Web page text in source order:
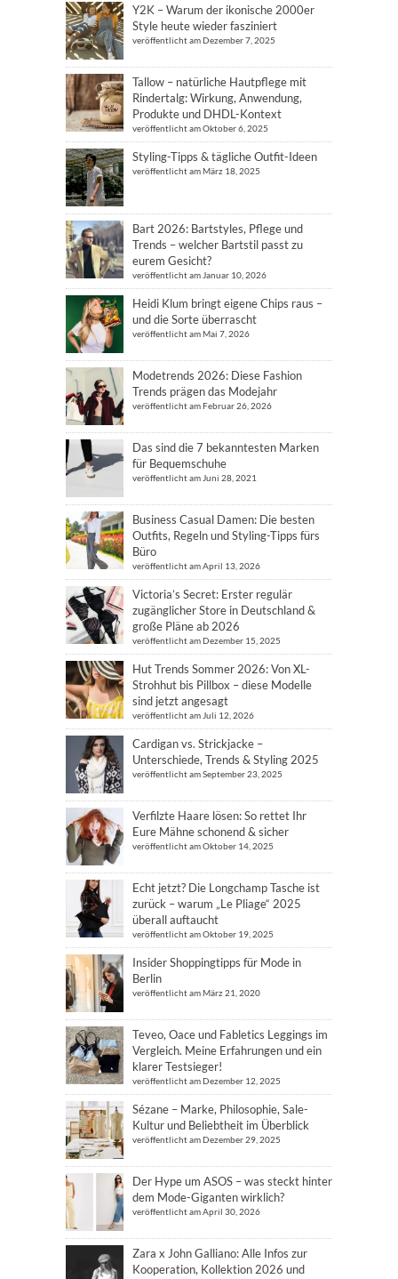
Y2K – Warum der ikonische 2000er
Style heute wieder fasziniert
veröffentlicht am Dezember 7, 2025
Tallow – natürliche Hautpflege mit
Rindertalg: Wirkung, Anwendung,
Produkte und DHDL-Kontext
veröffentlicht am Oktober 6, 2025
Styling-Tipps & tägliche Outfit-Ideen
veröffentlicht am März 18, 2025
Bart 2026: Bartstyles, Pflege und
Trends – welcher Bartstil passt zu
eurem Gesicht?
veröffentlicht am Januar 10, 2026
Heidi Klum bringt eigene Chips raus –
und die Sorte überrascht
veröffentlicht am Mai 7, 2026
Modetrends 2026: Diese Fashion
Trends prägen das Modejahr
veröffentlicht am Februar 26, 2026
Das sind die 7 bekanntesten Marken
für Bequemschuhe
veröffentlicht am Juni 28, 2021
Business Casual Damen: Die besten
Outfits, Regeln und Styling-Tipps fürs
Büro
veröffentlicht am April 13, 2026
Victoria’s Secret: Erster regulär
zugänglicher Store in Deutschland &
große Pläne ab 2026
veröffentlicht am Dezember 15, 2025
Hut Trends Sommer 2026: Von XL-
Strohhut bis Pillbox – diese Modelle
sind jetzt angesagt
veröffentlicht am Juli 12, 2026
Cardigan vs. Strickjacke –
Unterschiede, Trends & Styling 2025
veröffentlicht am September 23, 2025
Verfilzte Haare lösen: So rettet Ihr
Eure Mähne schonend & sicher
veröffentlicht am Oktober 14, 2025
Echt jetzt? Die Longchamp Tasche ist
zurück – warum „Le Pliage“ 2025
überall auftaucht
veröffentlicht am Oktober 19, 2025
Insider Shoppingtipps für Mode in
Berlin
veröffentlicht am März 21, 2020
Teveo, Oace und Fabletics Leggings im
Vergleich. Meine Erfahrungen und ein
klarer Testsieger!
veröffentlicht am Dezember 12, 2025
Sézane – Marke, Philosophie, Sale-
Kultur und Beliebtheit im Überblick
veröffentlicht am Dezember 29, 2025
Der Hype um ASOS – was steckt hinter
dem Mode-Giganten wirklich?
veröffentlicht am April 30, 2026
Zara x John Galliano: Alle Infos zur
Kooperation, Kollektion 2026 und